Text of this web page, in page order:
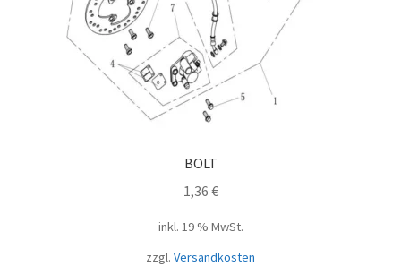
BOLT
1,36 €
inkl. 19 % MwSt.
zzgl. Versandkosten